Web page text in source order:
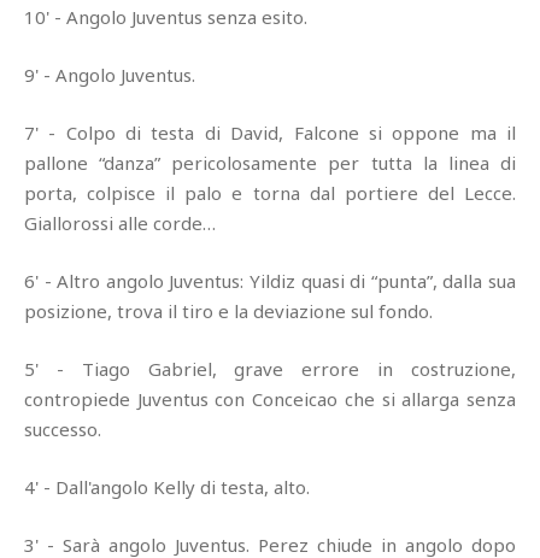
10' - Angolo Juventus senza esito.
9' - Angolo Juventus.
7' - Colpo di testa di David, Falcone si oppone ma il
pallone “danza” pericolosamente per tutta la linea di
porta, colpisce il palo e torna dal portiere del Lecce.
Giallorossi alle corde…
6' - Altro angolo Juventus: Yildiz quasi di “punta”, dalla sua
posizione, trova il tiro e la deviazione sul fondo.
5' - Tiago Gabriel, grave errore in costruzione,
contropiede Juventus con Conceicao che si allarga senza
successo.
4' - Dall'angolo Kelly di testa, alto.
3' - Sarà angolo Juventus. Perez chiude in angolo dopo